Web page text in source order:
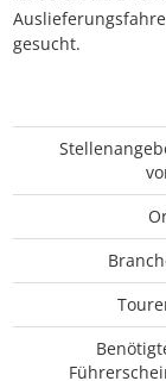
gesucht.